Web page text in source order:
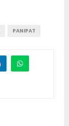
PANIPAT